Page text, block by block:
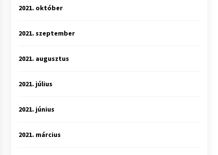
2021. október
2021. szeptember
2021. augusztus
2021. július
2021. június
2021. március